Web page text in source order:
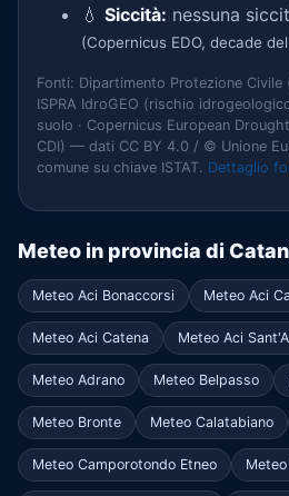
💧 Siccità: nessuna
(Copernicus EDO, decade
Fonti: Dipartimento Protezione Civile
ISPRA IdroGEO (rischio
suolo · Copernicus European
CDI) — dati CC BY 4.0 / © Unione
comune su chiave ISTAT. Dettaglio
Meteo in provincia di
Meteo Aci Bonaccorsi Meteo Aci
Meteo Aci Catena Meteo Aci
Meteo Adrano Meteo Belpasso
Meteo Bronte Meteo Calatabiano
Meteo Camporotondo Etneo